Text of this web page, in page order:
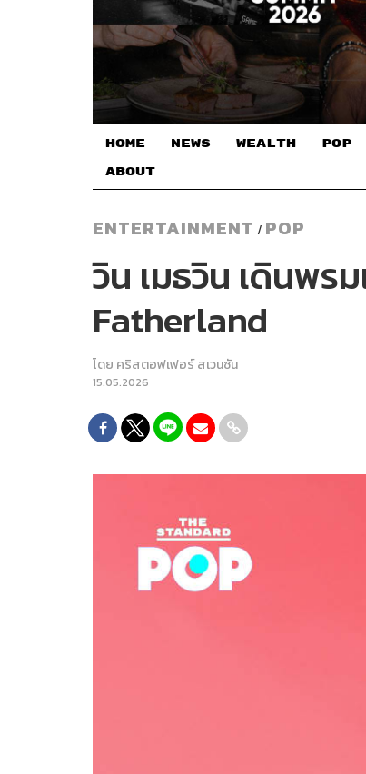
HOME NEWS WEALTH POP
ABOUT
ENTERTAINMENT / POP
วิน เมธวิน เดินพร
Fatherland
โดย คริสตอฟเฟอร์ สเวนซัน
15.05.2026